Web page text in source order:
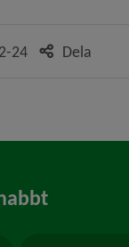
24 Dela